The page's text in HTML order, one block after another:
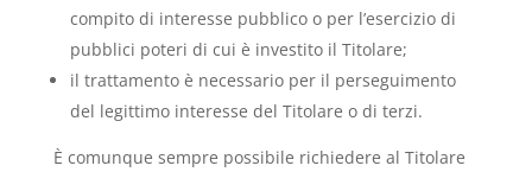
compito di interesse pubblico o per l’esercizio di
pubblici poteri di cui è investito il Titolare;
il trattamento è necessario per il perseguimento
del legittimo interesse del Titolare o di terzi.
È comunque sempre possibile richiedere al Titolare